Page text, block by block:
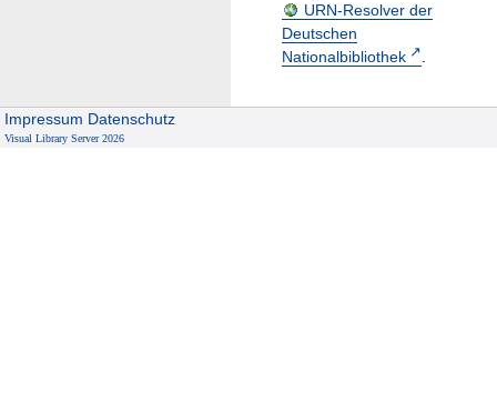
URN-Resolver der
Deutschen
Nationalbibliothek
.
Impressum Datenschutz
Visual Library Server 2026